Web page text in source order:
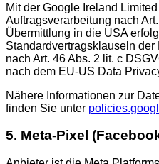
Mit der Google Ireland
Auftragsverarbeitung nach
Übermittlung in die USA
Standardvertragsklauseln
nach Art. 46 Abs. 2 lit. c
nach dem EU-US Data
Nähere Informationen zur
finden Sie unter
5. Meta-Pixel